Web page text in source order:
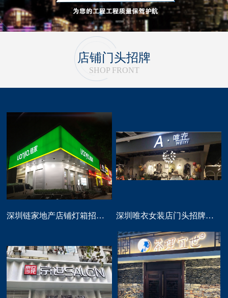
1 2 3 4
店铺门头招牌
SHOP FRONT
深圳链家地产店铺灯箱招牌定做 深圳唯衣女装店门头招牌设计制作